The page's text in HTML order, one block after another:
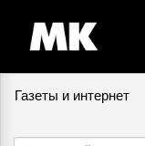
Газеты и интернет